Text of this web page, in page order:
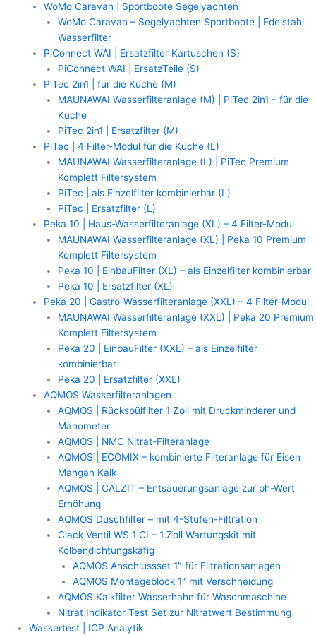
WoMo Caravan | Sportboote Segelyachten
WoMo Caravan – Segelyachten Sportboote | Edelstahl
Wasserfilter
PiConnect WAI | Ersatzfilter Kartuschen (S)
PiConnect WAI | ErsatzTeile (S)
PiTec 2in1 | für die Küche (M)
MAUNAWAI Wasserfilteranlage (M) | PiTec 2in1 – für die
Küche
PiTec 2in1 | Ersatzfilter (M)
PiTec | 4 Filter-Modul für die Küche (L)
MAUNAWAI Wasserfilteranlage (L) | PiTec Premium
Komplett Filtersystem
PiTec | als Einzelfilter kombinierbar (L)
PiTec | Ersatzfilter (L)
Peka 10 | Haus-Wasserfilteranlage (XL) – 4 Filter-Modul
MAUNAWAI Wasserfilteranlage (XL) | Peka 10 Premium
Komplett Filtersystem
Peka 10 | EinbauFilter (XL) – als Einzelfilter kombinierbar
Peka 10 | Ersatzfilter (XL)
Peka 20 | Gastro-Wasserfilteranlage (XXL) – 4 Filter-Modul
MAUNAWAI Wasserfilteranlage (XXL) | Peka 20 Premium
Komplett Filtersystem
Peka 20 | EinbauFilter (XXL) – als Einzelfilter
kombinierbar
Peka 20 | Ersatzfilter (XXL)
AQMOS Wasserfilteranlagen
AQMOS | Rückspülfilter 1 Zoll mit Druckminderer und
Manometer
AQMOS | NMC Nitrat-Filteranlage
AQMOS | ECOMIX – kombinierte Filteranlage für Eisen
Mangan Kalk
AQMOS | CALZIT – Entsäuerungsanlage zur ph-Wert
Erhöhung
AQMOS Duschfilter – mit 4-Stufen-Filtration
Clack Ventil WS 1 CI – 1 Zoll Wartungskit mit
Kolbendichtungskäfig
AQMOS Anschlussset 1″ für Filtrationsanlagen
AQMOS Montageblock 1″ mit Verschneidung
AQMOS Kalkfilter Wasserhahn für Waschmaschine
Nitrat Indikator Test Set zur Nitratwert Bestimmung
Wassertest | ICP Analytik